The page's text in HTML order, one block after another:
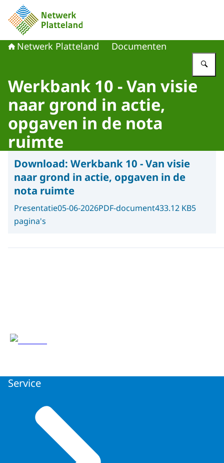
Naar de homepage van Netwerk Platteland
Netwerk Platteland Documenten
Werkbank 10 - Van visie
naar grond in actie,
opgaven in de nota
ruimte
Download: Werkbank 10 - Van visie
naar grond in actie, opgaven in de
nota ruimte
Presentatie05-06-2026PDF-document433.12 KB5
pagina's
Service